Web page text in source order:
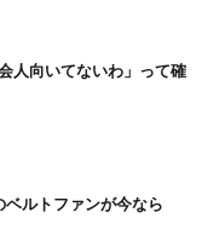
人向いてないわ」って確
ルトファンが今なら